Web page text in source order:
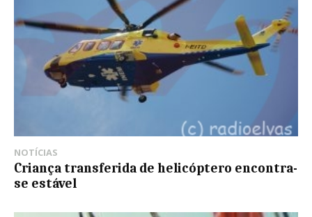
NOTÍCIAS
Criança transferida de helicóptero encontra-
se estável